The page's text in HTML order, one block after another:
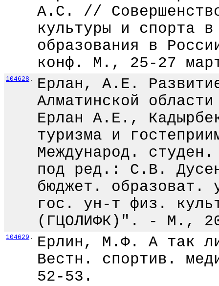
А.С. //
культуры и спорта
образования в
конф. М., 25-27
104628 .
Ерлан, А.Е.
Алматинской
Ерлан А.Е.,
туризма и
Международ.
под ред.: С.В.
бюджет. образоват.
гос. ун-т физ.
(ГЦОЛИФК)". - М.,
104629 .
Ерлин, М.Ф. А так
Вестн. спортив.
52-53.